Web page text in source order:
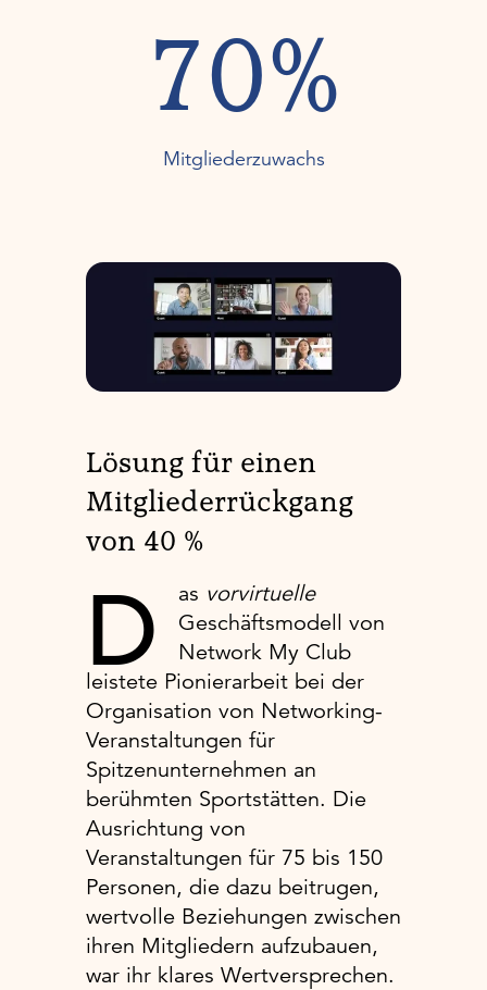
70%
Mitgliederzuwachs
Lösung für einen
Mitgliederrückgang
von 40 %
D as vorvirtuelle
Geschäftsmodell von
Network My Club
leistete Pionierarbeit bei der
Organisation von Networking-
Veranstaltungen für
Spitzenunternehmen an
berühmten Sportstätten. Die
Ausrichtung von
Veranstaltungen für 75 bis 150
Personen, die dazu beitrugen,
wertvolle Beziehungen zwischen
ihren Mitgliedern aufzubauen,
war ihr klares Wertversprechen.